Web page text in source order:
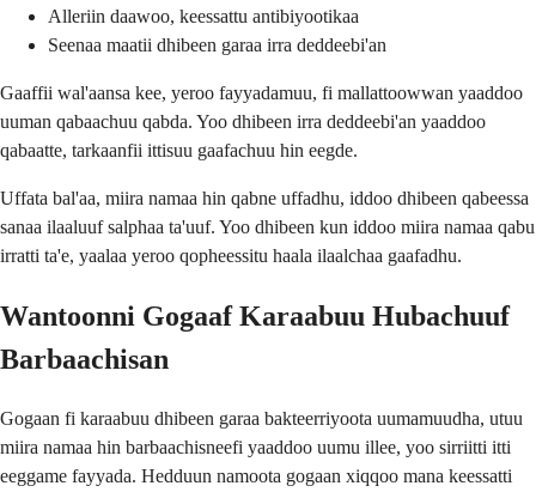
Alleriin daawoo, keessattu antibiyootikaa
Seenaa maatii dhibeen garaa irra deddeebi'an
Gaaffii wal'aansa kee, yeroo fayyadamuu, fi mallattoowwan yaaddoo
uuman qabaachuu qabda. Yoo dhibeen irra deddeebi'an yaaddoo
qabaatte, tarkaanfii ittisuu gaafachuu hin eegde.
Uffata bal'aa, miira namaa hin qabne uffadhu, iddoo dhibeen qabeessa
sanaa ilaaluuf salphaa ta'uuf. Yoo dhibeen kun iddoo miira namaa qabu
irratti ta'e, yaalaa yeroo qopheessitu haala ilaalchaa gaafadhu.
Wantoonni Gogaaf Karaabuu Hubachuuf
Barbaachisan
Gogaan fi karaabuu dhibeen garaa bakteerriyoota uumamuudha, utuu
miira namaa hin barbaachisneefi yaaddoo uumu illee, yoo sirriitti itti
eeggame fayyada. Hedduun namoota gogaan xiqqoo mana keessatti